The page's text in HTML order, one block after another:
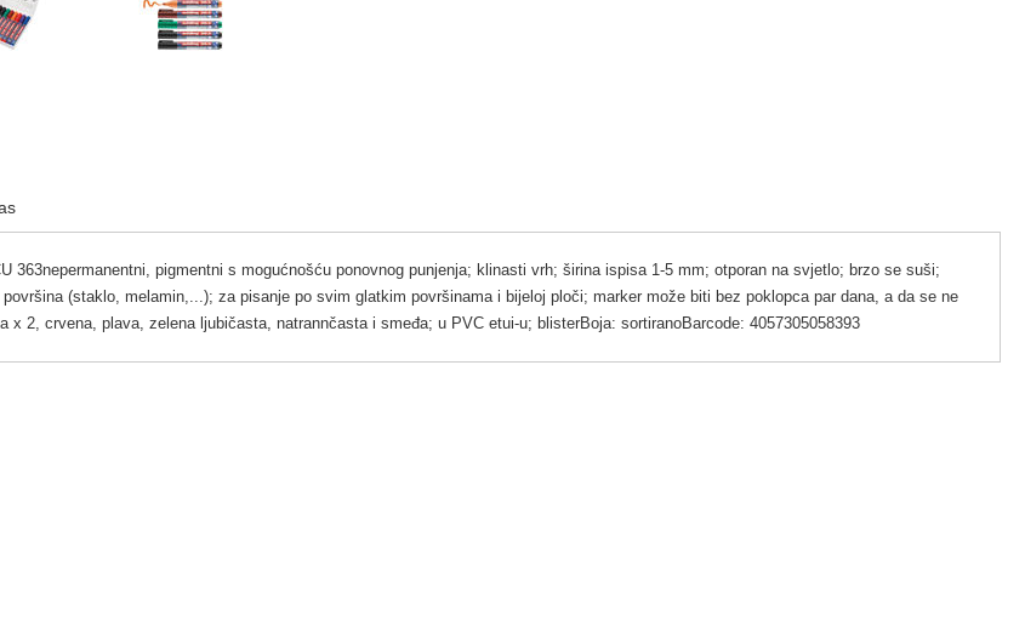
363nepermanentni, pigmentni s mogućnošću ponovnog punjenja; klinasti vrh; širina ispisa 1-5 mm; otporan na svjetlo; brzo se suši;
(staklo, melamin,...); za pisanje po svim glatkim površinama i bijeloj ploči; marker može biti bez poklopca par dana, a da se ne
x 2, crvena, plava, zelena ljubičasta, natrannčasta i smeđa; u PVC etui-u; blisterBoja: sortiranoBarcode: 4057305058393